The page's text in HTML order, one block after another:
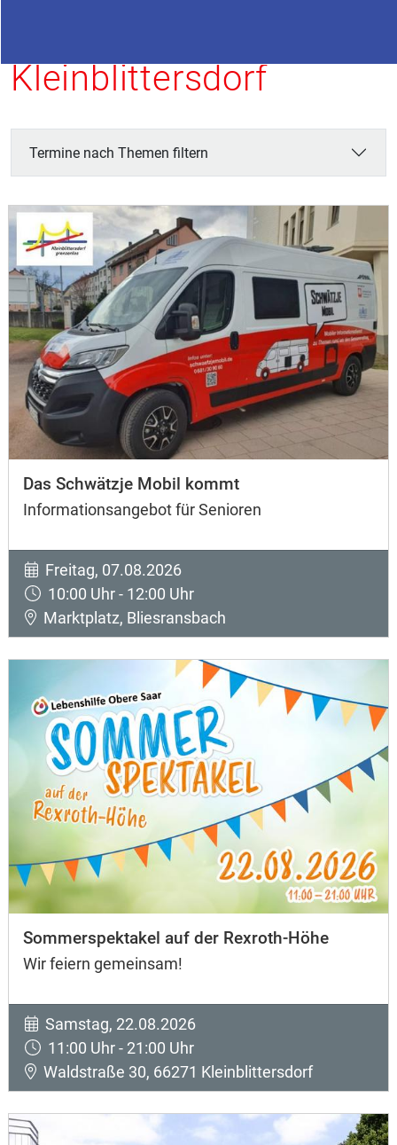
Kleinblittersdorf
Termine nach Themen filtern
Das Schwätzje Mobil kommt
Informationsangebot für Senioren
Freitag, 07.08.2026
10:00 Uhr - 12:00 Uhr
Marktplatz, Bliesransbach
Sommerspektakel auf der Rexroth-Höhe
Wir feiern gemeinsam!
Samstag, 22.08.2026
11:00 Uhr - 21:00 Uhr
Waldstraße 30, 66271 Kleinblittersdorf